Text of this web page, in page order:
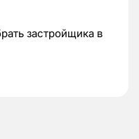
застройщика в